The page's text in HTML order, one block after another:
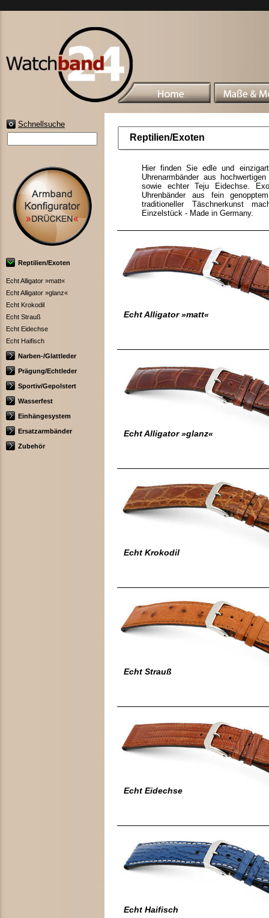
Schnellsuche
Reptilien/Exoten
Echt Alligator »matt«
Echt Alligator »glanz«
Echt Krokodil
Echt Strauß
Echt Eidechse
Echt Haifisch
Narben-/Glattleder
Prägung/Echtleder
Sportiv/Gepolstert
Wasserfest
Einhängesystem
Ersatzarmbänder
Zubehör
Reptilien/Exoten
Hier finden Sie edle und
Uhrenarmbänder aus
sowie echter Teju Eidechse.
Uhrenbänder aus fein
traditioneller Täschnerkunst
Einzelstück - Made in Germany.
Echt Alligator »matt«
Echt Alligator »glanz«
Echt Krokodil
Echt Strauß
Echt Eidechse
Echt Haifisch